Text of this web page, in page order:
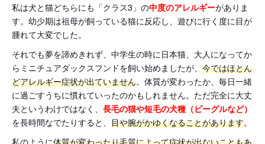
私は犬と猫どちらにも「クラス3」の中度のアレルギーがありま
す。幼少期は祖母が飼っている猫に反応し、遊びに行く度に目が
腫れて大変でした。
それでも夢を諦めきれず、中学生の時に日本猫、大人になってか
らミニチュアダックスフンドを飼い始めましたが、 今ではほとん
どアレルギー症状が出ていません。体質が変わったか、毎日一緒
に過ごすうちに慣れていったのかもしれません。ただ完全に大丈
夫というわけではなく、 長毛の猫や短毛の犬種（ビーグルなど）
を長時間なでたりすると、 目や腕がかゆくなることがあります。